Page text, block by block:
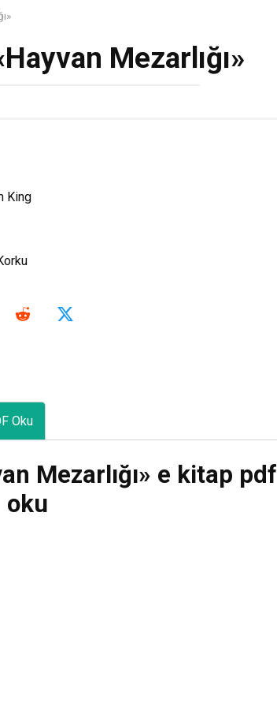
Mezarlığı»
King
Oku
Mezarlığı» e kitap pdf
oku